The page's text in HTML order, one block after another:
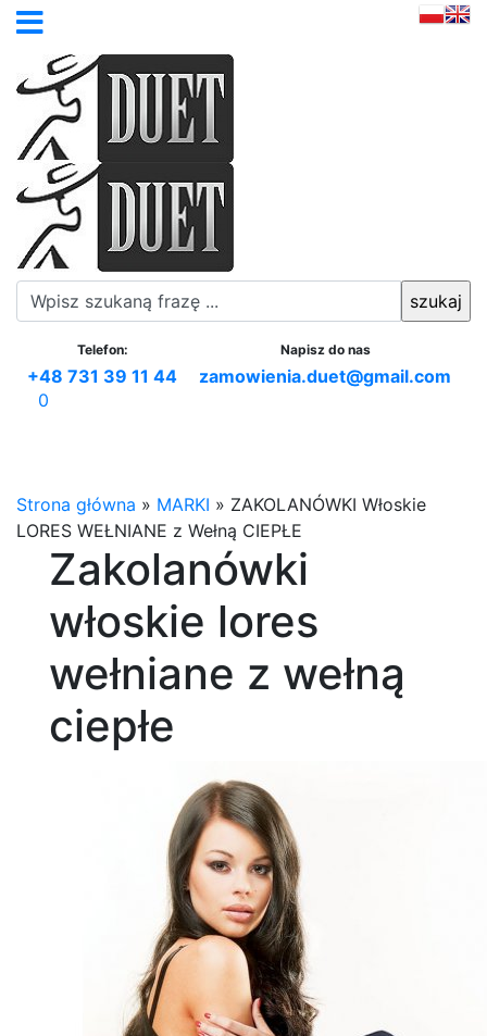
Telefon:
+48 731 39 11 44
Napisz do nas
zamowienia.duet@gmail.com
0
Strona główna » MARKI » ZAKOLANÓWKI Włoskie
LORES WEŁNIANE z Wełną CIEPŁE
Zakolanówki
włoskie lores
wełniane z wełną
ciepłe